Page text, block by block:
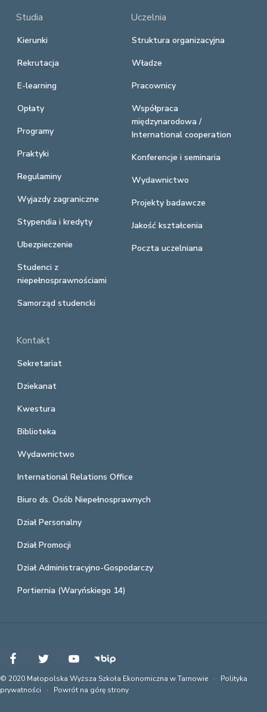
Studia
Kierunki
Rekrutacja
E-learning
Opłaty
Programy
Praktyki
Regulaminy
Wyjazdy zagraniczne
Stypendia i kredyty
Ubezpieczenie
Studenci z
niepełnosprawnościami
Samorząd studencki
Uczelnia
Struktura organizacyjna
Władze
Pracownicy
Współpraca
międzynarodowa /
International cooperation
Konferencje i seminaria
Wydawnictwo
Projekty badawcze
Jakość kształcenia
Poczta uczelniana
Kontakt
Sekretariat
Dziekanat
Kwestura
Biblioteka
Wydawnictwo
International Relations Office
Biuro ds. Osób Niepełnosprawnych
Dział Personalny
Dział Promocji
Dział Administracyjno-Gospodarczy
Portiernia (Waryńskiego 14)
© 2020 Małopolska Wyższa Szkoła Ekonomiczna w Tarnowie · Polityka
prywatności · Powrót na górę strony